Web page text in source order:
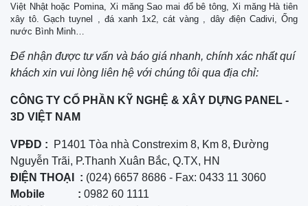
Việt Nhật hoặc Pomina, Xi măng Sao mai đổ bê tông, Xi măng Hà tiên
xây tô. Gạch tuynel , đá xanh 1x2, cát vàng , dây điện Cadivi, Ống
nước Bình Minh…
Để nhận được tư vấn và báo giá nhanh, chính xác nhất quí
khách xin vui lòng liên hệ với chúng tôi qua địa chỉ:
CÔNG TY CỔ PHẦN KỸ NGHỆ & XÂY DỰNG PANEL -
3D VIỆT NAM
VPĐD : P1401 Tòa nhà Constrexim 8, Km 8, Đường
Nguyễn Trãi, P.Thanh Xuân Bắc, Q.TX, HN
ĐIỆN THOẠI : (024) 6657 8686 - Fax: 0433 11 3060
Mobile : 0982 60 1111